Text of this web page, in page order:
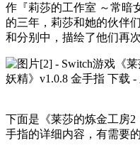
作『莉莎的工作室 ～常暗
的三年，莉莎和她的伙伴
和分别中，描绘了他们再
下面是《莱莎的炼金工房2
手指的详细内容，有需要